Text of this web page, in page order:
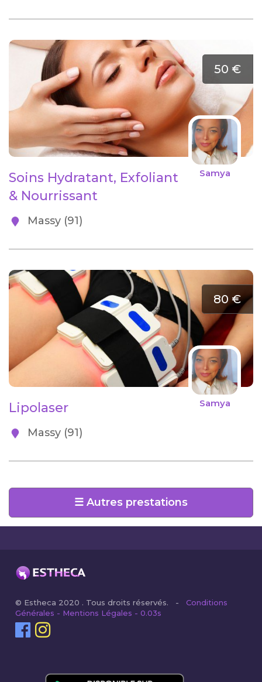
50 €
Samya
Soins Hydratant, Exfoliant
& Nourrissant
Massy (91)
80 €
Samya
Lipolaser
Massy (91)
☰ Autres prestations
© Estheca 2020 . Tous droits réservés. -Conditions
Générales - Mentions Légales - 0.03s